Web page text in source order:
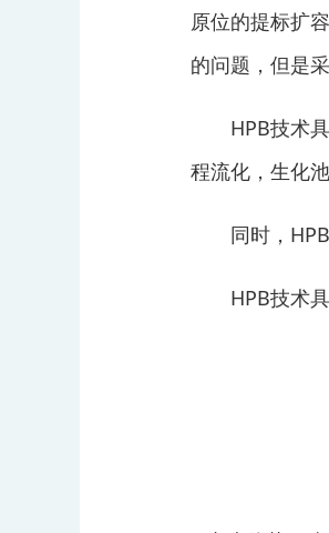
原位的提标扩
的问题，但是
HPB技术具
程流化，生化
同时，HPB
HPB技术具